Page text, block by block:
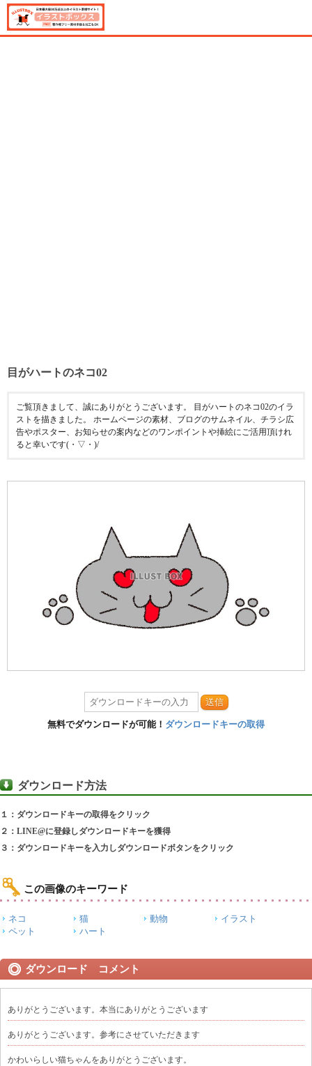
目がハートのネコ02
ご覧頂きまして、誠にありがとうございます。 目がハートのネコ02のイラ
ストを描きました。 ホームページの素材、ブログのサムネイル、チラシ広
告やポスター、お知らせの案内などのワンポイントや挿絵にご活用頂けれ
ると幸いです(・▽・)/
送信
無料でダウンロードが可能！ ダウンロードキーの取得
ダウンロード方法
１：ダウンロードキーの取得をクリック
２：LINE@に登録しダウンロードキーを獲得
３：ダウンロードキーを入力しダウンロードボタンをクリック
この画像のキーワード
ネコ 猫 動物
イラスト
ペット
ハート
ダウンロード コメント
ありがとうございます。本当にありがとうございます
ありがとうございます。参考にさせていただきます
かわいらしい猫ちゃんをありがとうございます。